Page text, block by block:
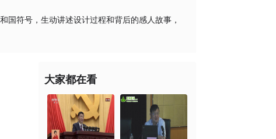
国符号，生动讲述设计过程和背后的感人故事，
大家都在看